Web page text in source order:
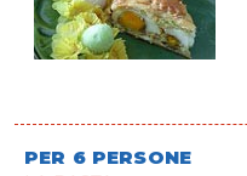
PER 6 PERSONE